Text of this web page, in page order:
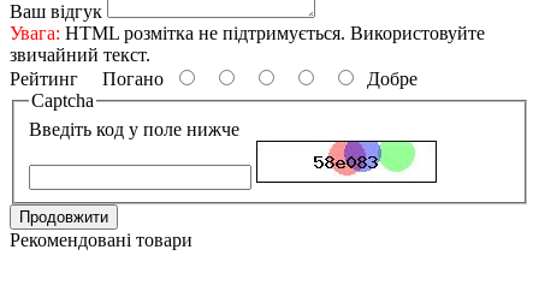
Ваш відгук
Увага: HTML розмітка не підтримується. Використовуйте
звичайний текст.
Рейтинг Погано
Добре
Captcha
Введіть код у поле нижче
Продовжити
Рекомендовані товари